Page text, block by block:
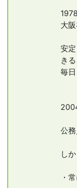
大阪
安
き
毎
公
しか
・